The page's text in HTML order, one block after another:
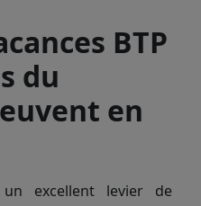
BTP
du
en
excellent levier de